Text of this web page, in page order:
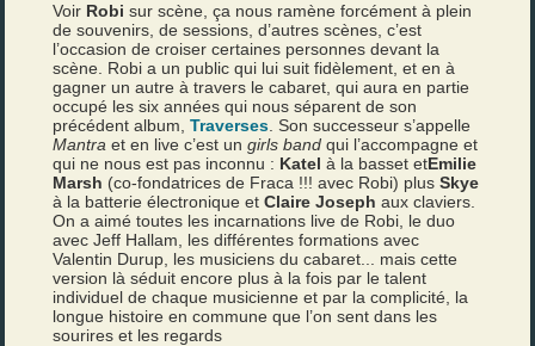
Voir Robisur scène, ça nous ramène forcément à plein
de souvenirs, de sessions, d’autres scènes, c’est
l’occasion de croiser certaines personnes devant la
scène. Robi a un public qui lui suit fidèlement, et en à
gagner un autre à travers le cabaret, qui aura en partie
occupé les six années qui nous séparent de son
précédent album,Traverses . Son successeur s’appelle
Mantra et en live c’est ungirls band qui l’accompagne et
qui ne nous est pas inconnu : Katelà la basset etEmilie
Marsh (co-fondatrices de Fraca !!! avec Robi) plusSkye
à la batterie électronique etClaire Joseph aux claviers.
On a aimé toutes les incarnations live de Robi, le duo
avec Jeff Hallam, les différentes formations avec
Valentin Durup, les musiciens du cabaret... mais cette
version là séduit encore plus à la fois par le talent
individuel de chaque musicienne et par la complicité, la
longue histoire en commune que l’on sent dans les
sourires et les regards